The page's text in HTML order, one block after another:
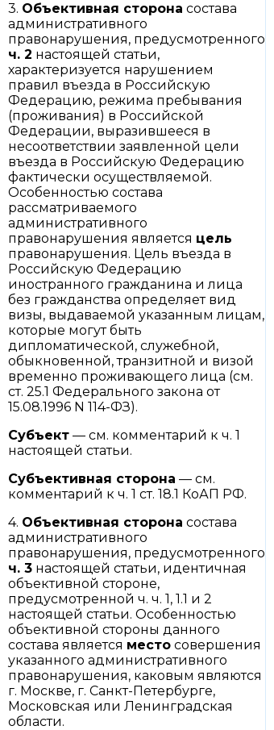
3. Объективная сторона состава
административного
правонарушения, предусмотренного
ч. 2 настоящей статьи,
характеризуется нарушением
правил въезда в Российскую
Федерацию, режима пребывания
(проживания) в Российской
Федерации, выразившееся в
несоответствии заявленной цели
въезда в Российскую Федерацию
фактически осуществляемой.
Особенностью состава
рассматриваемого
административного
правонарушения является цель
правонарушения. Цель въезда в
Российскую Федерацию
иностранного гражданина и лица
без гражданства определяет вид
визы, выдаваемой указанным лицам,
которые могут быть
дипломатической, служебной,
обыкновенной, транзитной и визой
временно проживающего лица (см.
ст. 25.1 Федерального закона от
15.08.1996 N 114-ФЗ).
Субъект — см. комментарий к ч. 1
настоящей статьи.
Субъективная сторона — см.
комментарий к ч. 1 ст. 18.1 КоАП РФ.
4. Объективная сторона состава
административного
правонарушения, предусмотренного
ч. 3 настоящей статьи, идентичная
объективной стороне,
предусмотренной ч. ч. 1, 1.1 и 2
настоящей статьи. Особенностью
объективной стороны данного
состава является место совершения
указанного административного
правонарушения, каковым являются
г. Москве, г. Санкт-Петербурге,
Московская или Ленинградская
области.